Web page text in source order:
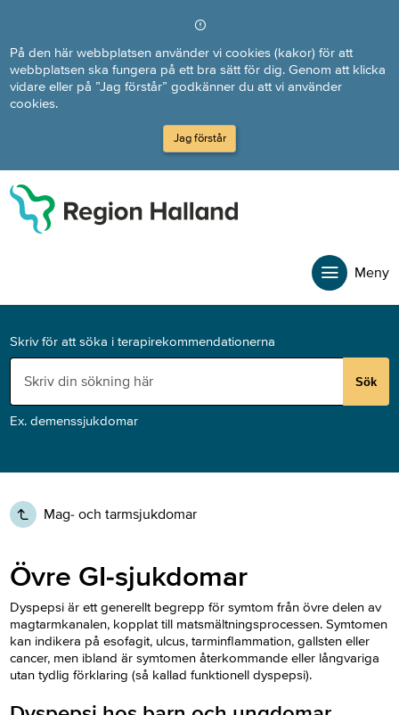
På den här webbplatsen använder vi cookies (kakor) för att
webbplatsen ska fungera på ett bra sätt för dig. Genom att klicka
vidare eller på ”Jag förstår” godkänner du att vi använder
cookies.
Jag förstår
Meny
Skriv för att söka i terapirekommendationerna
Sök
Ex. demenssjukdomar
Mag- och tarmsjukdomar
Övre GI-sjukdomar
Dyspepsi är ett generellt begrepp för symtom från övre delen av
magtarmkanalen, kopplat till matsmältningsprocessen. Symtomen
kan indikera på esofagit, ulcus, tarminflammation, gallsten eller
cancer, men ibland är symtomen återkommande eller långvariga
utan tydlig förklaring (så kallad funktionell dyspepsi).